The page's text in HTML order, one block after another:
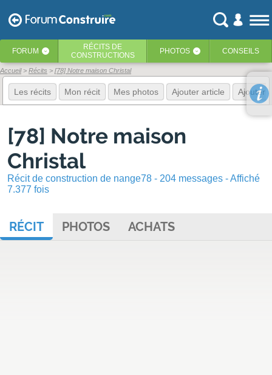
FORUM ‹ RÉCITS DE
CONSTRUCTIONS
PHOTOS ‹ CONSEILS
Accueil Récits [78] Notre maison Christal
Les récits Mon récit Mes photos Ajouter article Ajouter
[78] Notre maison
Christal
Récit de construction de nange78 - 204 messages - Affiché
7.377 fois
RÉCIT PHOTOS ACHATS